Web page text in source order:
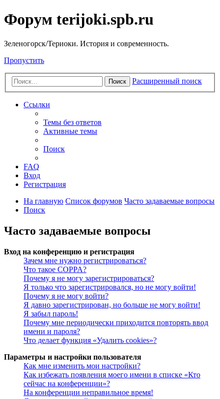
Форум terijoki.spb.ru
Зеленогорск/Териоки. История и современность.
Пропустить
Поиск Расширенный поиск
Ссылки
Темы без ответов
Активные темы
Поиск
FAQ
Вход
Регистрация
На главную Список форумов Часто задаваемые вопросы
Поиск
Часто задаваемые вопросы
Вход на конференцию и регистрация
Зачем мне нужно регистрироваться?
Что такое COPPA?
Почему я не могу зарегистрироваться?
Я только что зарегистрировался, но не могу войти!
Почему я не могу войти?
Я давно зарегистрирован, но больше не могу войти!
Я забыл пароль!
Почему мне периодически приходится повторять ввод
имени и пароля?
Что делает функция «Удалить cookies»?
Параметры и настройки пользователя
Как мне изменить мои настройки?
Как избежать появления моего имени в списке «Кто
сейчас на конференции»?
На конференции неправильное время!